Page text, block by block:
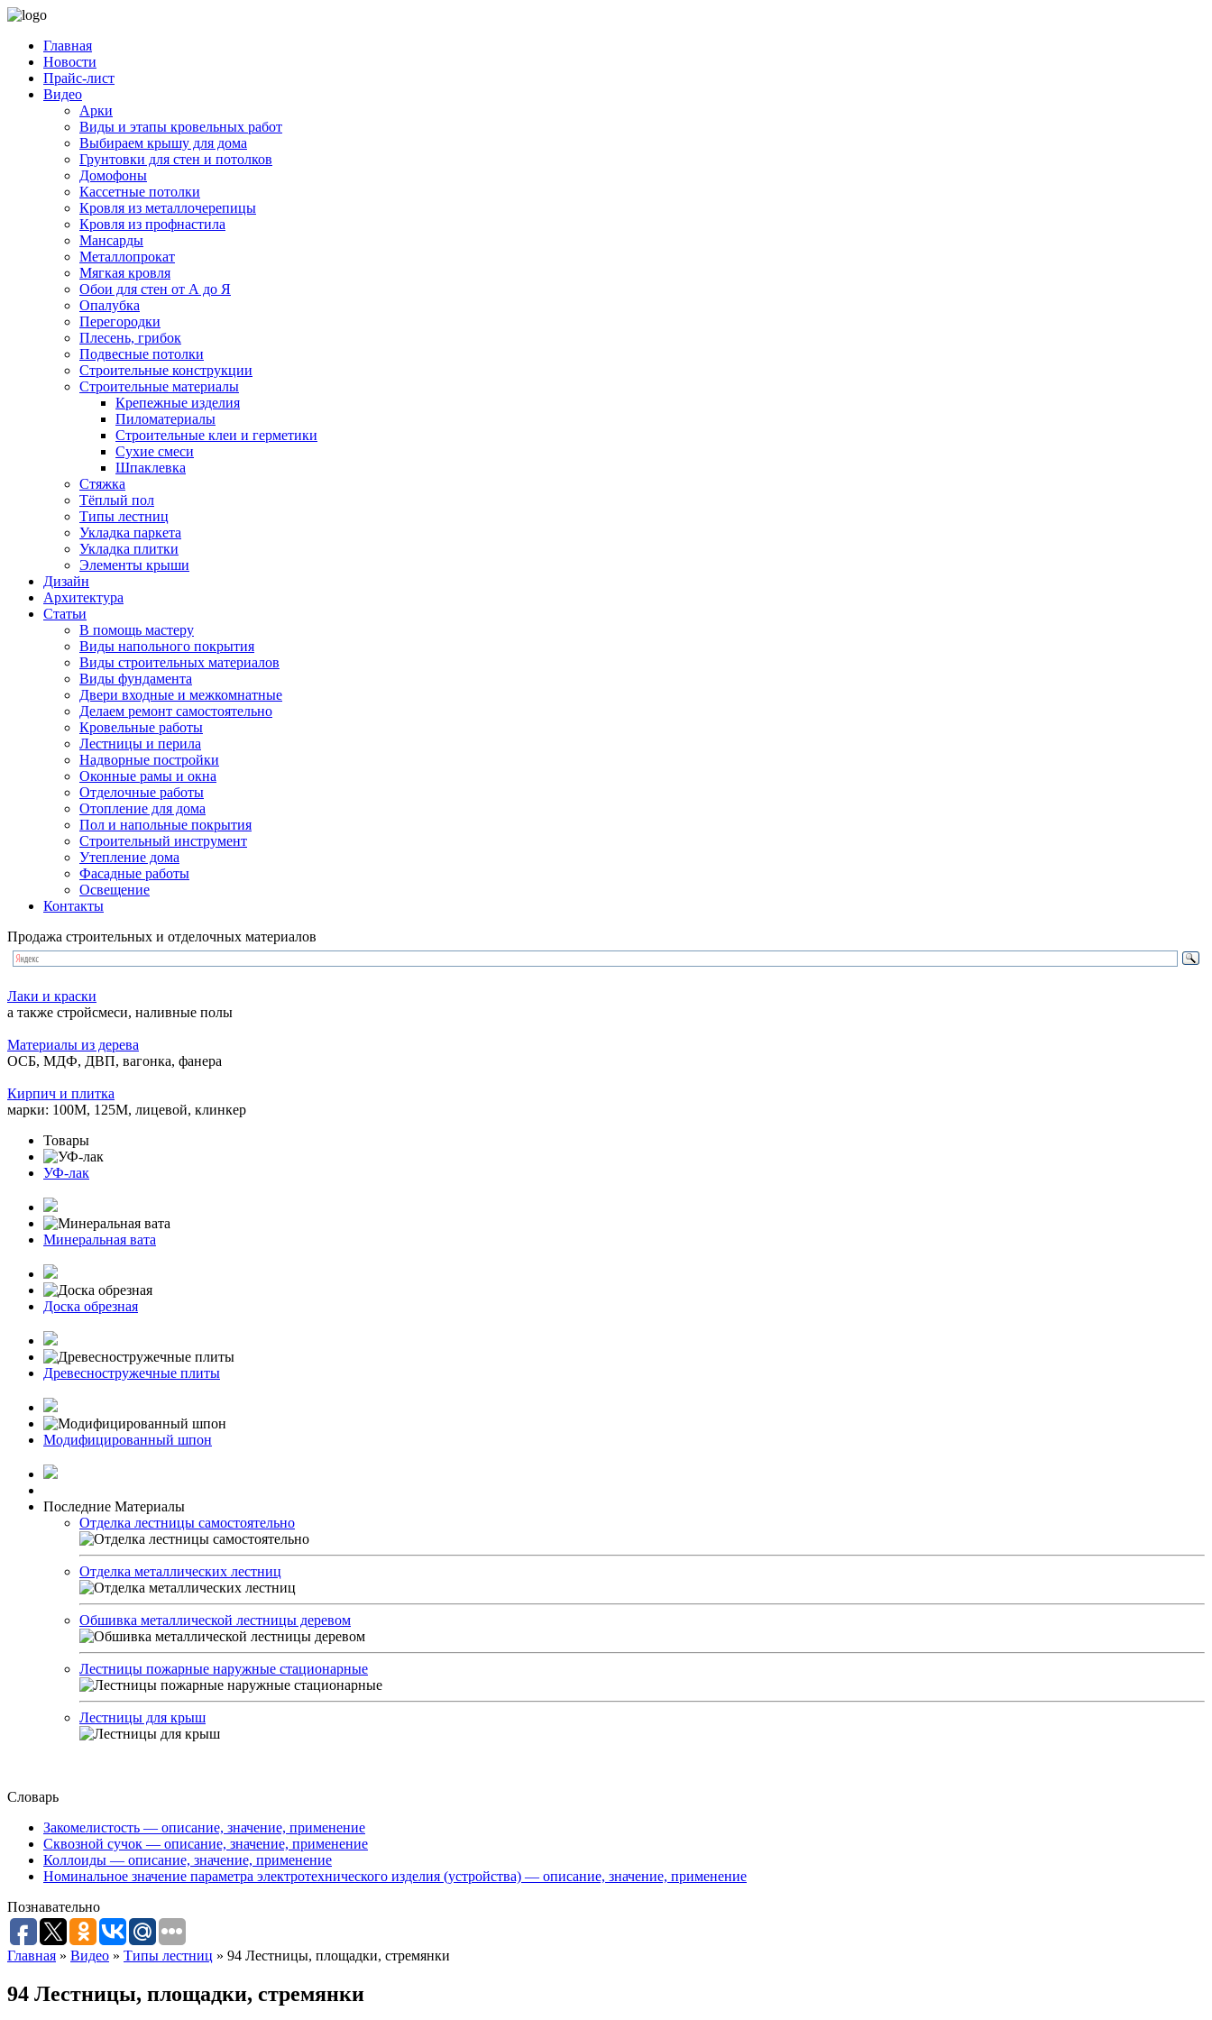
Главная
Новости
Прайс-лист
Видео
Арки
Виды и этапы кровельных работ
Выбираем крышу для дома
Грунтовки для стен и потолков
Домофоны
Кассетные потолки
Кровля из металлочерепицы
Кровля из профнастила
Мансарды
Металлопрокат
Мягкая кровля
Обои для стен от А до Я
Опалубка
Перегородки
Плесень, грибок
Подвесные потолки
Строительные конструкции
Строительные материалы
Крепежные изделия
Пиломатериалы
Строительные клеи и герметики
Сухие смеси
Шпаклевка
Стяжка
Тёплый пол
Типы лестниц
Укладка паркета
Укладка плитки
Элементы крыши
Дизайн
Архитектура
Статьи
В помощь мастеру
Виды напольного покрытия
Виды строительных материалов
Виды фундамента
Двери входные и межкомнатные
Делаем ремонт самостоятельно
Кровельные работы
Лестницы и перила
Надворные постройки
Оконные рамы и окна
Отделочные работы
Отопление для дома
Пол и напольные покрытия
Строительный инструмент
Утепление дома
Фасадные работы
Освещение
Контакты
Продажа строительных и отделочных материалов
Лаки и краски
а также стройсмеси, наливные полы
Материалы из дерева
ОСБ, МДФ, ДВП, вагонка, фанера
Кирпич и плитка
марки: 100М, 125М, лицевой, клинкер
Товары
УФ-лак
Минеральная вата
Доска обрезная
Древесностружечные плиты
Модифицированный шпон
Последние Материалы
Отделка лестницы самостоятельно
Отделка металлических лестниц
Обшивка металлической лестницы деревом
Лестницы пожарные наружные стационарные
Лестницы для крыш
Словарь
Закомелистость — описание, значение, применение
Сквозной сучок — описание, значение, применение
Коллоиды — описание, значение, применение
Номинальное значение параметра электротехнического изделия (устройства) — описание, значение, применение
Познавательно
Главная » Видео » Типы лестниц » 94 Лестницы, площадки, стремянки
94 Лестницы, площадки, стремянки